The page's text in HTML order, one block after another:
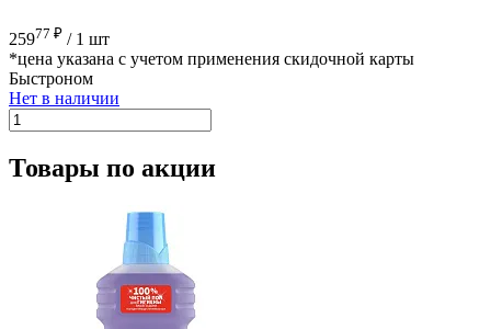
25977 ₽ / 1 шт
*цена указана с учетом применения скидочной карты
Быстроном
Нет в наличии
Товары по акции